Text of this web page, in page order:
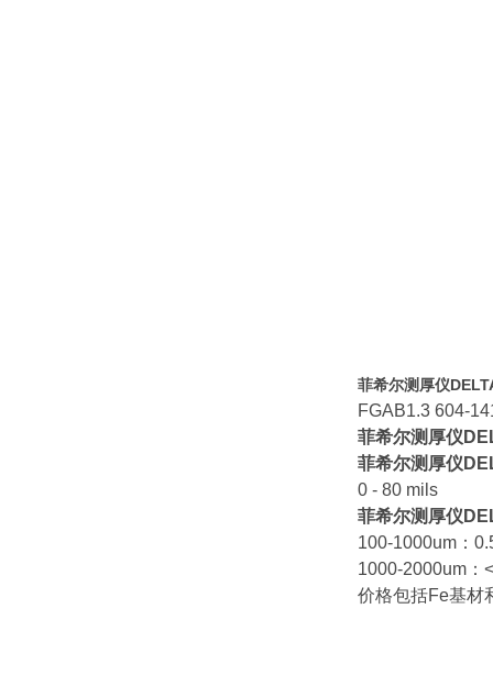
菲希尔测厚仪
FGAB1.3 604-
菲希尔测厚仪
菲希尔测厚仪
0 - 80 mils
菲希尔测厚仪
100-1000um：
1000-2000um：
价格包括Fe基材